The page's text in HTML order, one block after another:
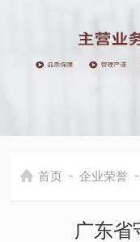
首页 - 企业荣誉 -
广东省